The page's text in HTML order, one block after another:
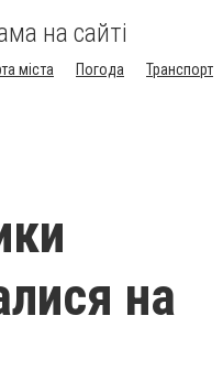
на сайті
міста Погода
Транспорт
на